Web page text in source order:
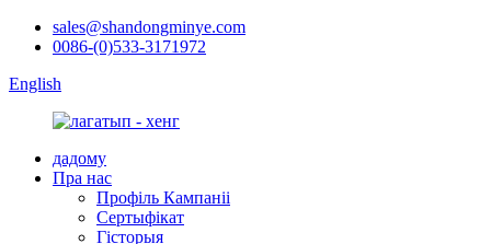
sales@shandongminye.com
0086-(0)533-3171972
English
дадому
Пра нас
Профіль Кампаніі
Сертыфікат
Гісторыя